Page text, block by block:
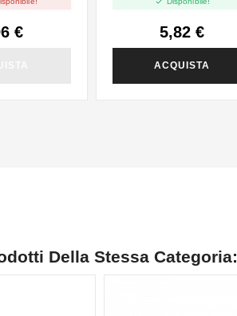
€ 5,82 €
ACQUISTA
Della Stessa Categoria: